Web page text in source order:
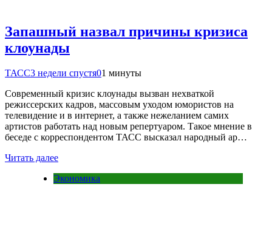
Запашный назвал причины кризиса
клоунады
ТАСС3 недели спустя01 минуты
Современный кризис клоунады вызван нехваткой
режиссерских кадров, массовым уходом юмористов на
телевидение и в интернет, а также нежеланием самих
артистов работать над новым репертуаром. Такое мнение в
беседе с корреспондентом ТАСС высказал народный ар…
Читать далее
Экономика